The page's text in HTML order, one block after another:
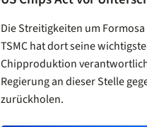
Die Streitigkeiten um
TSMC hat dort seine
Chipproduktion
Regierung an dieser Stelle
zurückholen.